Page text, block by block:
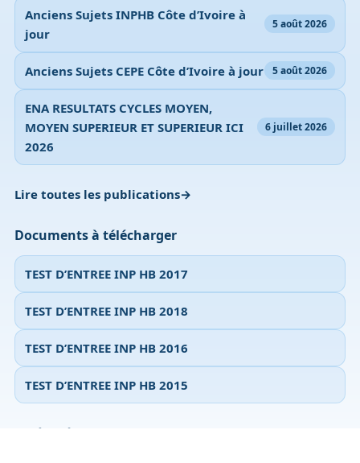
Anciens Sujets INPHB Côte d’Ivoire à
jour
5 août 2026
Anciens Sujets CEPE Côte d’Ivoire à jour 5 août 2026
ENA RESULTATS CYCLES MOYEN,
MOYEN SUPERIEUR ET SUPERIEUR ICI
2026
6 juillet 2026
Lire toutes les publications
Documents à télécharger
TEST D’ENTREE INP HB 2017
TEST D’ENTREE INP HB 2018
TEST D’ENTREE INP HB 2016
TEST D’ENTREE INP HB 2015
Accéder à tous les documents